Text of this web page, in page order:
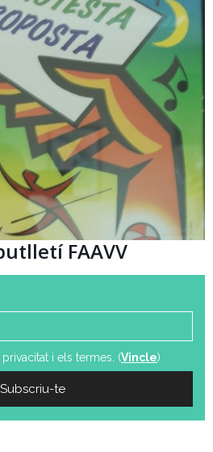
FAAVV
i els termes. (Vincle)